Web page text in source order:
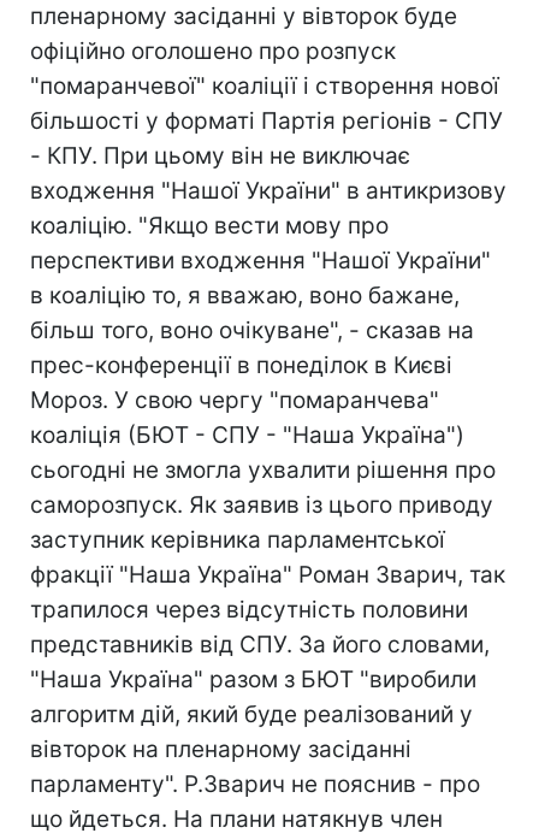
пленарному засіданні у вівторок буде
офіційно оголошено про розпуск
"помаранчевої" коаліції і створення нової
більшості у форматі Партія регіонів - СПУ
- КПУ. При цьому він не виключає
входження "Нашої України" в антикризову
коаліцію. "Якщо вести мову про
перспективи входження "Нашої України"
в коаліцію то, я вважаю, воно бажане,
більш того, воно очікуване", - сказав на
прес-конференції в понеділок в Києві
Мороз. У свою чергу "помаранчева"
коаліція (БЮТ - СПУ - "Наша Україна")
сьогодні не змогла ухвалити рішення про
саморозпуск. Як заявив із цього приводу
заступник керівника парламентської
фракції "Наша Україна" Роман Зварич, так
трапилося через відсутність половини
представників від СПУ. За його словами,
"Наша Україна" разом з БЮТ "виробили
алгоритм дій, який буде реалізований у
вівторок на пленарному засіданні
парламенту". Р.Зварич не пояснив - про
що йдеться. На плани натякнув член